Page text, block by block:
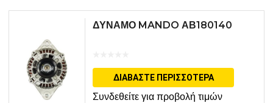
ΔΥΝΑΜΟ MANDO ΑΒ180140
ΔΙΑΒΆΣΤΕ ΠΕΡΙΣΣΌΤΕΡΑ
Συνδεθείτε για προβολή τιμών